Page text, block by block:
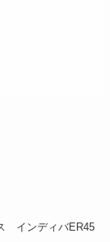
インディバER45